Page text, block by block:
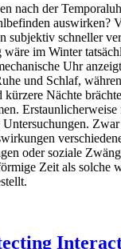
nach der
auswirken?
subjektiv schneller
wäre im Winter
Uhr
und Schlaf,
kürzere Nächte
Erstaunlicherweise
oder soziale
Zeit als solche